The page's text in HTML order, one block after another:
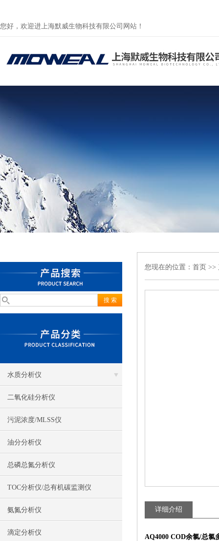
您好，欢迎进上海默威生物科技有限公司网站！
水质分析仪
二氧化硅分析仪
污泥浓度/MLSS仪
油分分析仪
总磷总氮分析仪
TOC分析仪/总有机碳监测仪
氨氮分析仪
滴定分析仪
您现在的位置： 首页 >>
详细介绍
AQ4000 COD余氯/总氯